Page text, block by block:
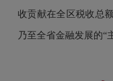
收贡献在全区税收总
乃至全省金融发展的“